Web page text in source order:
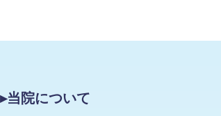
▸当院について